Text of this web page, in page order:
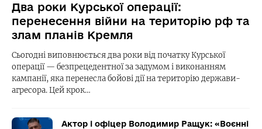
Два роки Курської операції:
перенесення війни на територію рф та
злам планів Кремля
Сьогодні виповнюється два роки від початку Курської
операції — безпрецедентної за задумом і виконанням
кампанії, яка перенесла бойові дії на територію держави-
агресора. Цей крок…
Актор і офіцер Володимир Ращук: «Воєнні